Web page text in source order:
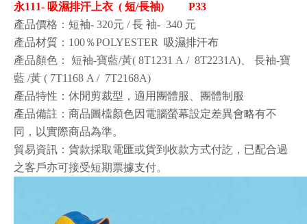
永111- 吸濕排汗上衣 ( 短/長袖) P33
產品價格：短袖- 320元 / 長 袖- 340 元
產品材質 ：100％POLYESTER
吸濕排汗布
產品顏色 ： 短袖-寶藍/黃( 8T1231 A / 8T2231A)、 長袖-寶
藍 /黃 ( 7T1168 A / 7T2168A)
產品特性：休閒剪裁型，適用團體服、團體制服
產品備註：商品圖檔顏色因電腦螢幕設定差異會略有不
同，以實際商品為準。
貿易資訊：貨款採取電匯或貨到收款方式付訖，已配合過
之客戶亦可接受短期票據支付。